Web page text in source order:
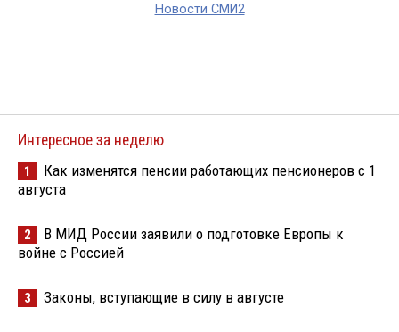
Новости СМИ2
Интересное за неделю
1
Как изменятся пенсии работающих пенсионеров с 1
августа
2
В МИД России заявили о подготовке Европы к
войне с Россией
3 Законы, вступающие в силу в августе